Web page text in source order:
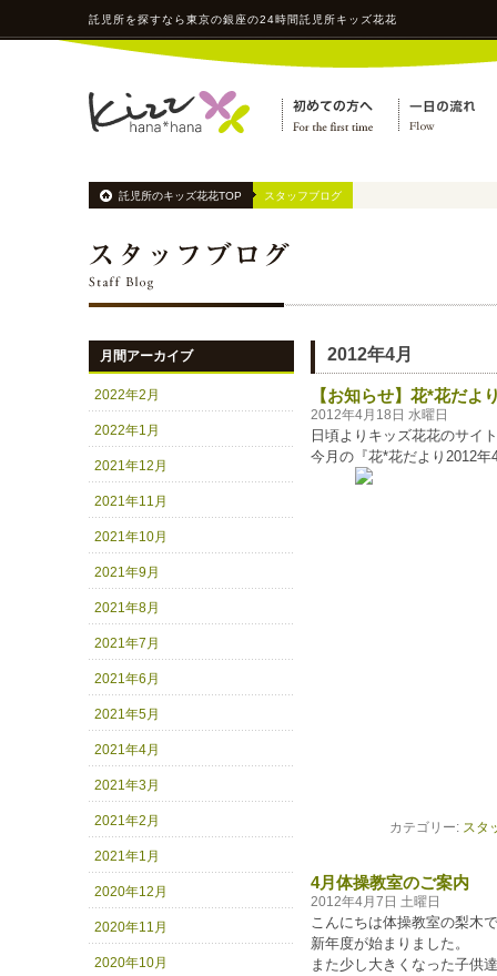
託児所を探すなら東京の銀座の24時間託児所キッズ花花
託児所のキッズ花花TOP スタッフブログ
月間アーカイブ
2022年2月
2022年1月
2021年12月
2021年11月
2021年10月
2021年9月
2021年8月
2021年7月
2021年6月
2021年5月
2021年4月
2021年3月
2021年2月
2021年1月
2020年12月
2020年11月
2020年10月
2012年4月
【お知らせ】花*花だよ
2012年4月18日 水曜日
日頃よりキッズ花花のサイ
今月の『花*花だより2012
カテゴリー: スタ
4月体操教室のご案内
2012年4月7日 土曜日
こんにちは体操教室の梨木
新年度が始まりました。
また少し大きくなった子供